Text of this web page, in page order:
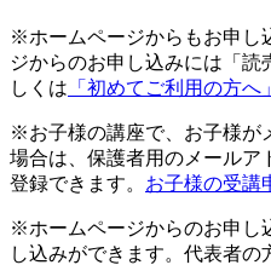
※ホームページからもお申し
ジからのお申し込みには「
しくは 「初めてご利用の方へ」
※お子様の講座で、お子様が
場合は、保護者用のメールア
登録できます。 お子様の受講
※ホームページからのお申し
し込みができます。代表者の